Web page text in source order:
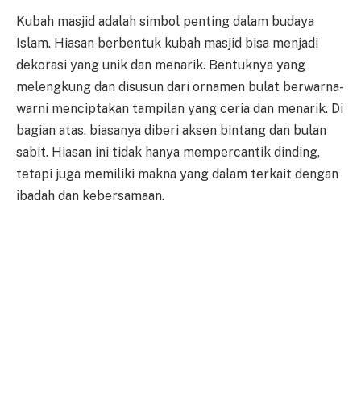
Kubah masjid adalah simbol penting dalam budaya
Islam. Hiasan berbentuk kubah masjid bisa menjadi
dekorasi yang unik dan menarik. Bentuknya yang
melengkung dan disusun dari ornamen bulat berwarna-
warni menciptakan tampilan yang ceria dan menarik. Di
bagian atas, biasanya diberi aksen bintang dan bulan
sabit. Hiasan ini tidak hanya mempercantik dinding,
tetapi juga memiliki makna yang dalam terkait dengan
ibadah dan kebersamaan.